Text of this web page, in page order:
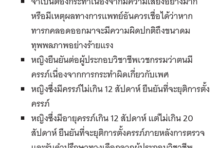
หรือมีเหตุผลทางการแพทย์อันควรเชื่อได้ว่าหาก
ทารกคลอดออกมาจะมีความผิดปกติถึงขนาดม
ทุพพลภาพอย่างร้ายแรง
หญิงยืนยันต่อผู้ประกอบวิชาชีพเวชกรรมว่าตนมี
ครรภ์เนื่องจากการกระทำผิดเกี่ยวกับเพศ
หญิงซึ่งมีครรภ์ไม่เกิน 12 สัปดาห์ ยืนยันที่จะยุติการตั้ง
ครรภ์
หญิงซึ่งมีอายุครรภ์เกิน 12 สัปดาห์ แต่ไม่เกิน 20
สัปดาห์ ยืนยันที่จะยุติการตั้งครรภ์ภายหลังการตรวจ